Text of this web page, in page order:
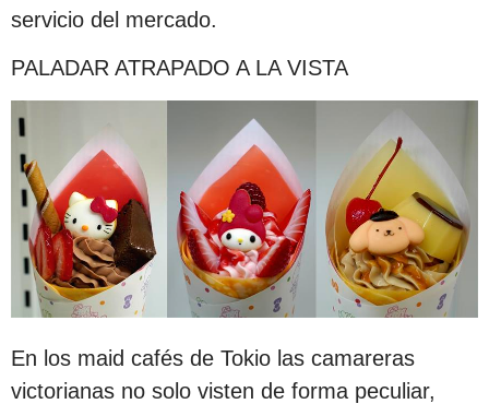
servicio del mercado.
PALADAR ATRAPADO A LA VISTA
En los maid cafés de Tokio las camareras
victorianas no solo visten de forma peculiar,